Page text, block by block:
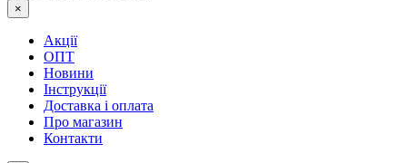
×
Акції
ОПТ
Новини
Інструкції
Доставка і оплата
Про магазин
Контакти